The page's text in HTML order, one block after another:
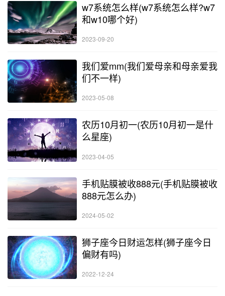
w7系统怎么样(w7系统怎么样?w7
和w10哪个好)
2023-09-20
我们爱mm(我们爱母亲和母亲爱我
们不一样)
2023-05-08
农历10月初一(农历10月初一是什
么星座)
2023-04-05
手机贴膜被收888元(手机贴膜被收
888元怎么办)
2024-05-02
狮子座今日财运怎样(狮子座今日
偏财有吗)
2022-12-24